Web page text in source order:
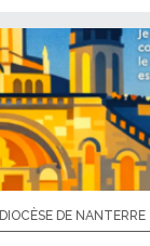
DIOCÈSE DE NANTERRE